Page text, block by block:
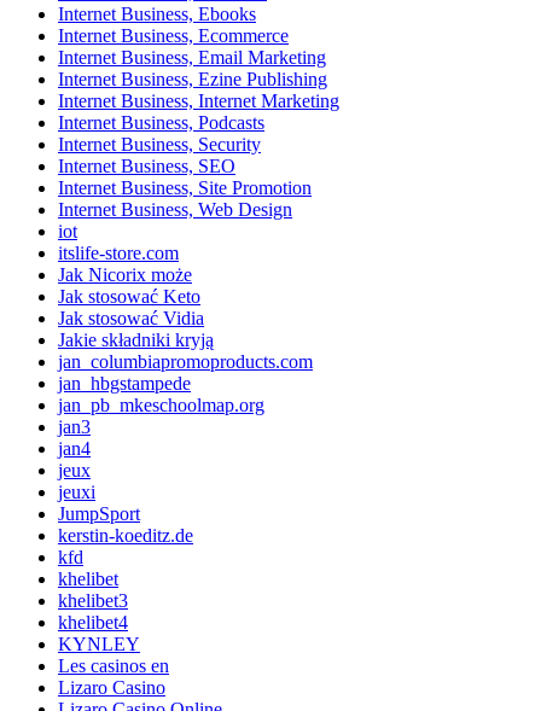
Internet Business, Ebooks
Internet Business, Ecommerce
Internet Business, Email Marketing
Internet Business, Ezine Publishing
Internet Business, Internet Marketing
Internet Business, Podcasts
Internet Business, Security
Internet Business, SEO
Internet Business, Site Promotion
Internet Business, Web Design
iot
itslife-store.com
Jak Nicorix może
Jak stosować Keto
Jak stosować Vidia
Jakie składniki kryją
jan_columbiapromoproducts.com
jan_hbgstampede
jan_pb_mkeschoolmap.org
jan3
jan4
jeux
jeuxi
JumpSport
kerstin-koeditz.de
kfd
khelibet
khelibet3
khelibet4
KYNLEY
Les casinos en
Lizaro Casino